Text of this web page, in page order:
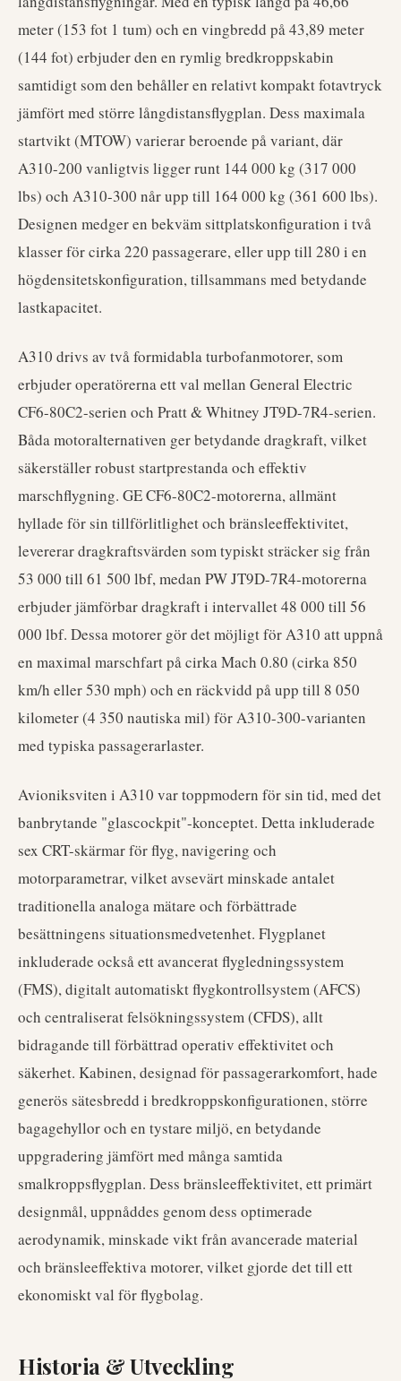
meter (153 fot 1 tum) och en vingbredd på 43,89 meter
(144 fot) erbjuder den en rymlig bredkroppskabin
samtidigt som den behåller en relativt kompakt fotavtryck
jämfört med större långdistansflygplan. Dess maximala
startvikt (MTOW) varierar beroende på variant, där
A310-200 vanligtvis ligger runt 144 000 kg (317 000
lbs) och A310-300 når upp till 164 000 kg (361 600 lbs).
Designen medger en bekväm sittplatskonfiguration i två
klasser för cirka 220 passagerare, eller upp till 280 i en
högdensitetskonfiguration, tillsammans med betydande
lastkapacitet.
A310 drivs av två formidabla turbofanmotorer, som
erbjuder operatörerna ett val mellan General Electric
CF6-80C2-serien och Pratt & Whitney JT9D-7R4-serien.
Båda motoralternativen ger betydande dragkraft, vilket
säkerställer robust startprestanda och effektiv
marschflygning. GE CF6-80C2-motorerna, allmänt
hyllade för sin tillförlitlighet och bränsleeffektivitet,
levererar dragkraftsvärden som typiskt sträcker sig från
53 000 till 61 500 lbf, medan PW JT9D-7R4-motorerna
erbjuder jämförbar dragkraft i intervallet 48 000 till 56
000 lbf. Dessa motorer gör det möjligt för A310 att uppnå
en maximal marschfart på cirka Mach 0.80 (cirka 850
km/h eller 530 mph) och en räckvidd på upp till 8 050
kilometer (4 350 nautiska mil) för A310-300-varianten
med typiska passagerarlaster.
Avioniksviten i A310 var toppmodern för sin tid, med det
banbrytande "glascockpit"-konceptet. Detta inkluderade
sex CRT-skärmar för flyg, navigering och
motorparametrar, vilket avsevärt minskade antalet
traditionella analoga mätare och förbättrade
besättningens situationsmedvetenhet. Flygplanet
inkluderade också ett avancerat flygledningssystem
(FMS), digitalt automatiskt flygkontrollsystem (AFCS)
och centraliserat felsökningssystem (CFDS), allt
bidragande till förbättrad operativ effektivitet och
säkerhet. Kabinen, designad för passagerarkomfort, hade
generös sätesbredd i bredkroppskonfigurationen, större
bagagehyllor och en tystare miljö, en betydande
uppgradering jämfört med många samtida
smalkroppsflygplan. Dess bränsleeffektivitet, ett primärt
designmål, uppnåddes genom dess optimerade
aerodynamik, minskade vikt från avancerade material
och bränsleeffektiva motorer, vilket gjorde det till ett
ekonomiskt val för flygbolag.
Historia & Utveckling